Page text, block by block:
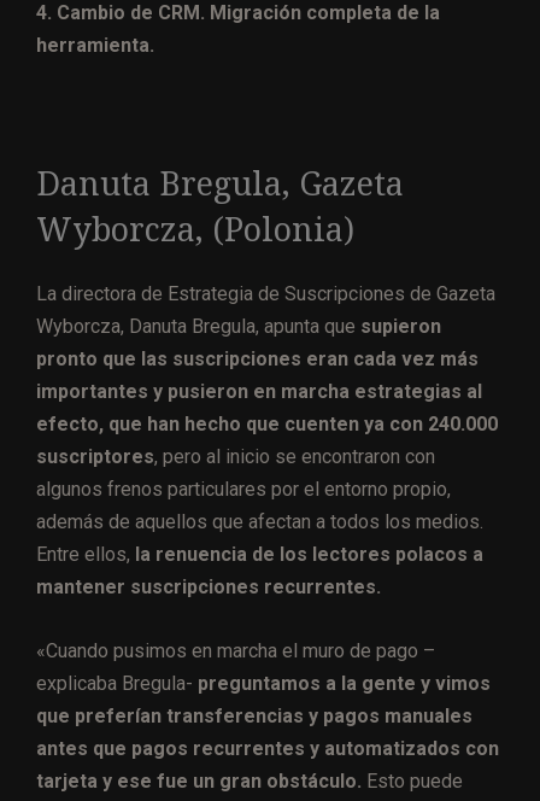
4. Cambio de CRM. Migración completa de la
herramienta.
Danuta Bregula, Gazeta
Wyborcza, (Polonia)
La directora de Estrategia de Suscripciones de Gazeta
Wyborcza, Danuta Bregula, apunta que supieron
pronto que las suscripciones eran cada vez más
importantes y pusieron en marcha estrategias al
efecto, que han hecho que cuenten ya con 240.000
suscriptores, pero al inicio se encontraron con
algunos frenos particulares por el entorno propio,
además de aquellos que afectan a todos los medios.
Entre ellos, la renuencia de los lectores polacos a
mantener suscripciones recurrentes.
«Cuando pusimos en marcha el muro de pago –
explicaba Bregula- preguntamos a la gente y vimos
que preferían transferencias y pagos manuales
antes que pagos recurrentes y automatizados con
tarjeta y ese fue un gran obstáculo. Esto puede